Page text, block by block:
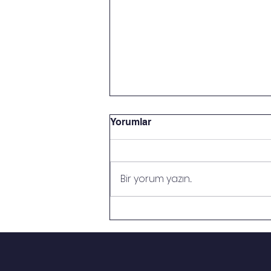
İSLAMDA EĞİTİM
Yorumlar
Bir yorum yazın...